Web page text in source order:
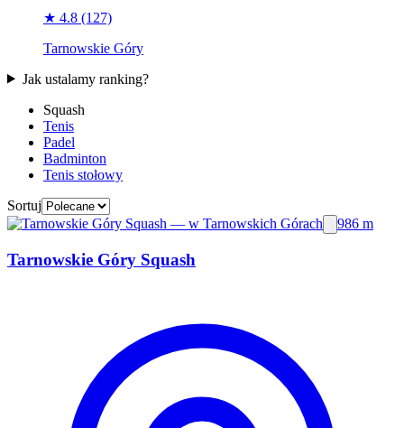
★ 4.8 (127)
Tarnowskie Góry
Jak ustalamy ranking?
Squash
Tenis
Padel
Badminton
Tenis stołowy
Sortuj
986 m
Tarnowskie Góry Squash